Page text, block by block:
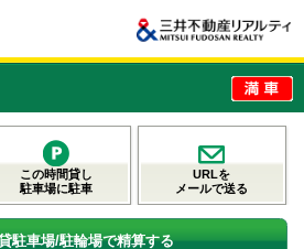
この時間貸し
駐車場に駐車
URLを
メールで送る
駐車場/駐輪場で精算する